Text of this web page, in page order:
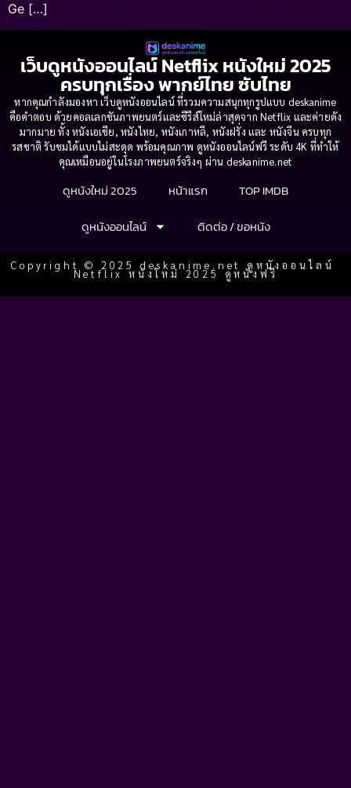
Ge […]
เว็บดูหนังออนไลน์ Netflix หนังใหม่ 2025
ครบทุกเรื่อง พากย์ไทย ซับไทย
หากคุณกำลังมองหา เว็บดูหนังออนไลน์ ที่รวมความสนุกทุกรูปแบบ deskanime
คือคำตอบ ด้วยคอลเลกชันภาพยนตร์และซีรีส์ใหม่ล่าสุดจาก Netflix และค่ายดัง
มากมาย ทั้ง หนังเอเชีย, หนังไทย, หนังเกาหลี, หนังฝรั่ง และ หนังจีน ครบทุก
รสชาติ รับชมได้แบบไม่สะดุด พร้อมคุณภาพ ดูหนังออนไลน์ฟรี ระดับ 4K ที่ทำให้
คุณเหมือนอยู่ในโรงภาพยนตร์จริงๆ ผ่าน deskanime.net
ดูหนังใหม่ 2025 หน้าแรก
TOP IMDB
ดูหนังออนไลน์
ติดต่อ / ขอหนัง
Copyright © 2025 deskanime.net ดูหนังออนไลน์
Netflix หนังใหม่ 2025 ดูหนังฟรี